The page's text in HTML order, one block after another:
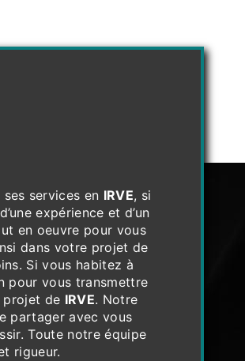
services en IRVE, si
expérience et d’un
en oeuvre pour vous
dans votre projet de
Si vous habitez à
pour vous transmettre
projet de IRVE. Notre
partager avec vous
Toute notre équipe
rigueur.